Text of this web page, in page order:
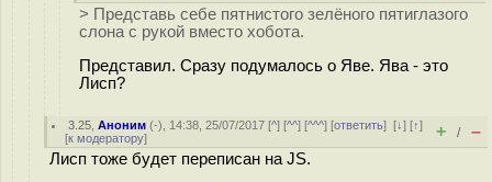
> Представь себе пятнистого зелёного пятиглазого
слона с рукой вместо хобота.
Представил. Сразу подумалось о Яве. Ява - это
Лисп?
3.25 ,Аноним (-), 14:38, 25/07/2017 [^] [^^] [^^^] [ответить][↓] [↑]
[к модератору] + / –
Лисп тоже будет переписан на JS.